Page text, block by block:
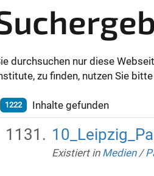
durchsuchen nur diese
zu finden, nutzen Sie
1222 Inhalte gefunden
Existiert in Medien /